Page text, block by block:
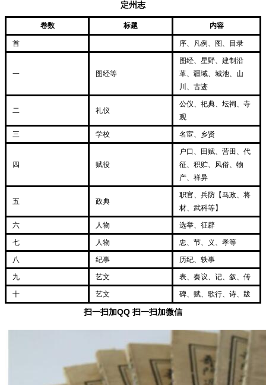
定州志
卷数 标题 内容
首 序、凡例、图、目录
一 图经等
图经、星野、建制沿
革、疆域、城池、山
川、古迹
二 礼仪
公仪、祀典、坛祠、寺
观
三 学校 名宦、乡贤
四 赋役
户口、田赋、营田、代
征、积贮、风俗、物
产、祥异
五 政典
职官、兵防【马政、将
材、武科等】
六 人物 选举、征辟
七 人物 忠、节、义、孝等
八 纪事 历纪、轶事
九 艺文 表、奏议、记、叙、传
十 艺文 碑、赋、歌行、诗、跋
扫一扫加QQ 扫一扫加微信